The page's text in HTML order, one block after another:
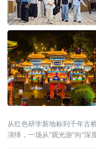
从红色研学新地标到千年古
演绎，一场从“观光游”向“深